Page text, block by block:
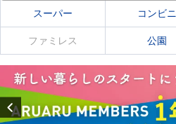
スーパー コンビニ
ファミレス 公園
Previous